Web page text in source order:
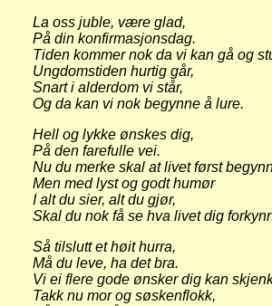
La oss juble, være glad,
På din konfirmasjonsdag.
Tiden kommer nok da vi kan gå og
Ungdomstiden hurtig går,
Snart i alderdom vi står,
Og da kan vi nok begynne å lure.
Hell og lykke ønskes dig,
På den farefulle vei.
Nu du merke skal at livet først
Men med lyst og godt humør
I alt du sier, alt du gjør,
Skal du nok få se hva livet dig
Så tilslutt et høit hurra,
Må du leve, ha det bra.
Vi ei flere gode ønsker dig kan
Takk nu mor og søskenflokk,